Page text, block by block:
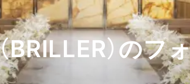
BRILLER）のフ